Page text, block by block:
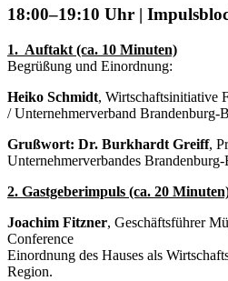
18:00–19:10 Uhr |
1. Auftakt (ca. 10 Minuten)
Begrüßung und Einordnung:
Heiko Schmidt, Wirtschaftsinitiative
/ Unternehmerverband Brandenburg-
Grußwort: Dr. Burkhardt Greiff,
Unternehmerverbandes
2. Gastgeberimpuls (ca. 20
Joachim Fitzner, Geschäftsführer
Conference
Einordnung des Hauses als
Region.